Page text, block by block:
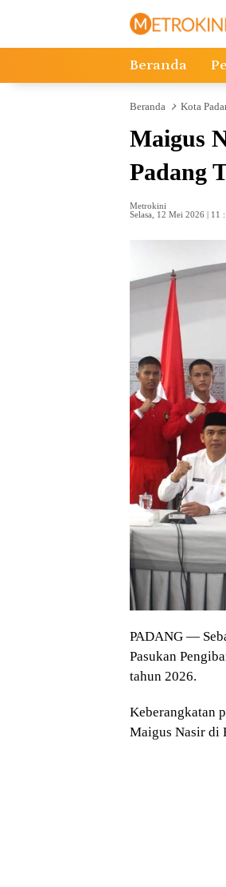
Beranda
Beranda Kota
Maigus
Padang
Metrokini
Selasa, 12 Mei 2026 | 11
PADANG —
Pasukan
tahun 2026.
Keberangkatan
Maigus Nasir di